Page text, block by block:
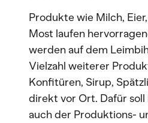
Produkte wie Milch,
Most laufen
werden auf dem
Vielzahl weiterer
Konfitüren, Sirup,
direkt vor Ort. Dafür
auch der Produktions-